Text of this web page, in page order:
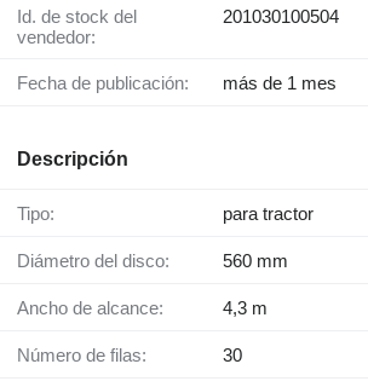
Id. de stock del
vendedor:
201030100504
Fecha de publicación: más de 1 mes
Descripción
Tipo: para tractor
Diámetro del disco: 560 mm
Ancho de alcance: 4,3 m
Número de filas: 30